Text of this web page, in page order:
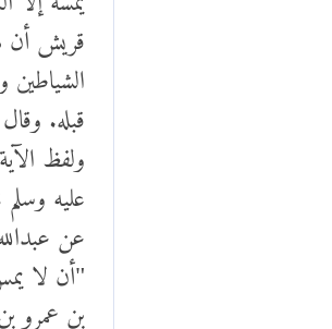
قريش أن
قبله.
ولفظ
عليه
عن
"أن لا
بن عمرو